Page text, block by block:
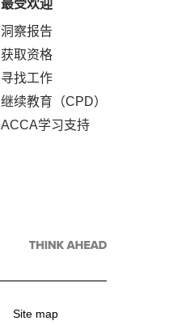
最受欢迎
洞察报告
获取资格
寻找工作
继续教育（CPD）
ACCA学习支持
Site map